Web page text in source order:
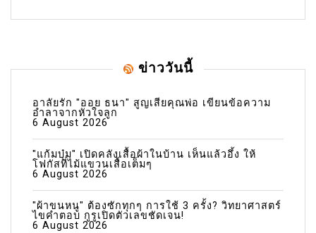
ข่าววันนี้
อาลัยรัก "ออย ธนา" สูญเสียคุณพ่อ เขียนข้อความ
อำลาจากหัวใจลูก
6 August 2026
"แก้มบุ๋ม" เปิดคลังเสื้อผ้าในบ้าน เห็นแล้วอึ้ง ให้
โฟกัสที่ไม้แขวนเสื้อเต็มๆ
6 August 2026
"ผ้าขนหนู" ต้องซักทุกๆ การใช้ 3 ครั้ง? วิทยาศาสตร์
ไขคำตอบ กูรูเปิดตัวเลขชัดเจน!
6 August 2026